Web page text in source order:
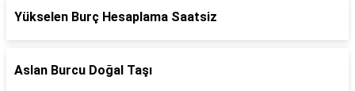
Yükselen Burç Hesaplama Saatsiz
Aslan Burcu Doğal Taşı